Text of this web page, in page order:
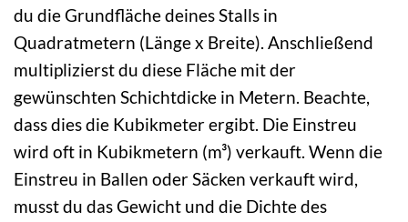
du die Grundfläche deines Stalls in
Quadratmetern (Länge x Breite). Anschließend
multiplizierst du diese Fläche mit der
gewünschten Schichtdicke in Metern. Beachte,
dass dies die Kubikmeter ergibt. Die Einstreu
wird oft in Kubikmetern (m³) verkauft. Wenn die
Einstreu in Ballen oder Säcken verkauft wird,
musst du das Gewicht und die Dichte des